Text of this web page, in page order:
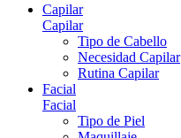
Capilar
Capilar
Tipo de Cabello
Necesidad Capilar
Rutina Capilar
Facial
Facial
Tipo de Piel